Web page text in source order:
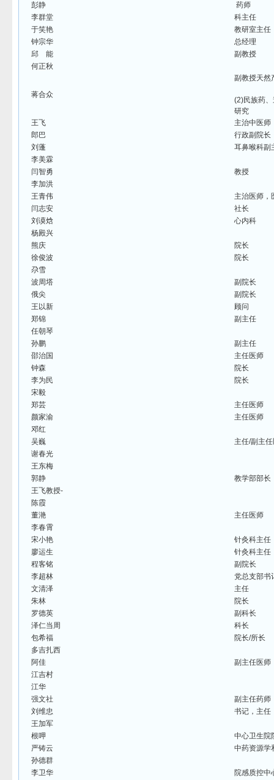
彭静
药师
李群堂
科主任
于笑艳
教研室主任
钟宗华
总经理
邱 能
副教授
何正秋
蒋合众
副教授天然
(2)民族药
研究
王飞
主治中医师
郎巴
行政副院长
刘蓬
耳鼻喉科副
李美霖
闫智勇
教授
李加洪
王青伟
主治医师，
闫志安
社长
刘谟焓
心内科
杨殿兴
熊庆
院长
徐俊波
院长
尕雪
波周塔
副院长
俄尖
副院长
王以新
顾问
郑锦
副主任
任朝琴
孙鹏
副主任
邵治国
主任医师
钟森
院长
李为民
院长
宋毅
郑芸
主任医师
颜家渝
主任医师
邓红
吴巍
主任/副主
谢春光
王东梅
郭静
教学部部长
王飞教授-
陈霞
董滟
主任医师
李春霄
宋小艳
针灸科主任
廖运生
针灸科主任
程客铭
副院长
李超林
党总支部书
文清泽
主任
朱林
院长
罗德英
副科长
泽仁当周
科长
包希福
院长/所长
多吉扎西
阿佳
副主任医师
江吉村
江华
强文社
副主任药师
刘维忠
书记，主任
王加军
根呷
中心卫生院
严铸云
中药资源学
孙德群
李卫华
院感质控中